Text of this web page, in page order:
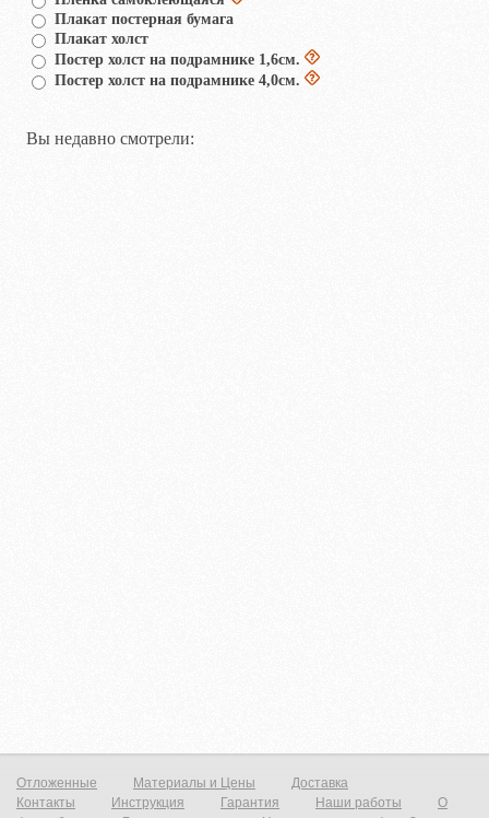
Плакат постерная бумага
Плакат холст
Постер холст на подрамнике 1,6см.
Постер холст на подрамнике 4,0см.
Вы недавно смотрели:
Отложенные Материалы и Цены
Доставка
Контакты
Инструкция Гарантия Наши работы
О